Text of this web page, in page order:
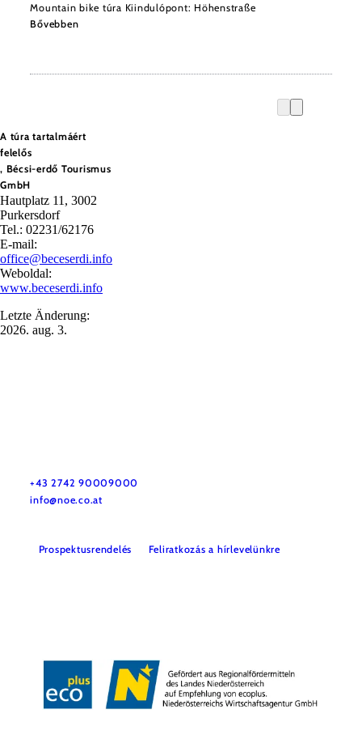
Mountain bike túra Kiindulópont: Höhenstraße
Bővebben
A túra tartalmáért
felelős
, Bécsi-erdő Tourismus
GmbH
Hautplatz 11, 3002
Purkersdorf
Tel.: 02231/62176
E-mail:
office@beceserdi.info
Weboldal:
www.beceserdi.info
Letzte Änderung:
2026. aug. 3.
+43 2742 90009000
info@noe.co.at
Prospektusrendelés Feliratkozás a hírlevelünkre